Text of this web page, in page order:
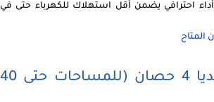
أداء احترافي يضمن أقل استهلاك للكهرباء حتى في
رابعاً: تكييف ميديا 4 حصان (للمساحات حتى 40